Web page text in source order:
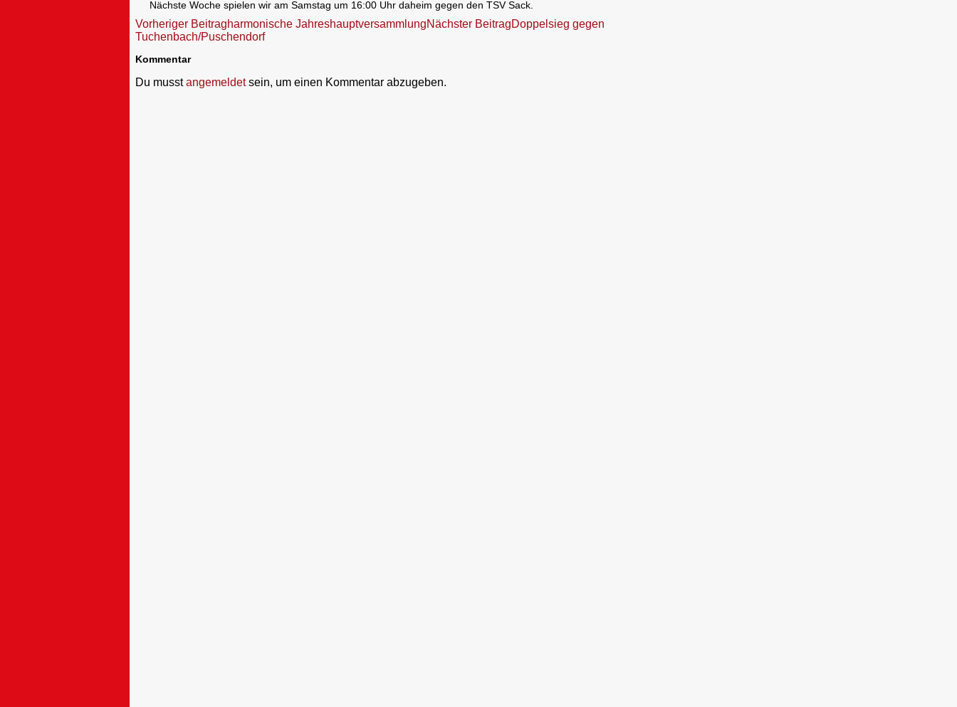
Nächste Woche spielen wir am Samstag um 16:00 Uhr daheim gegen den TSV Sack.
Beitragsnavigation
Vorheriger Beitragharmonische JahreshauptversammlungNächster BeitragDoppelsieg gegen
Tuchenbach/Puschendorf
Kommentar
Du musstangemeldetsein, um einen Kommentar abzugeben.